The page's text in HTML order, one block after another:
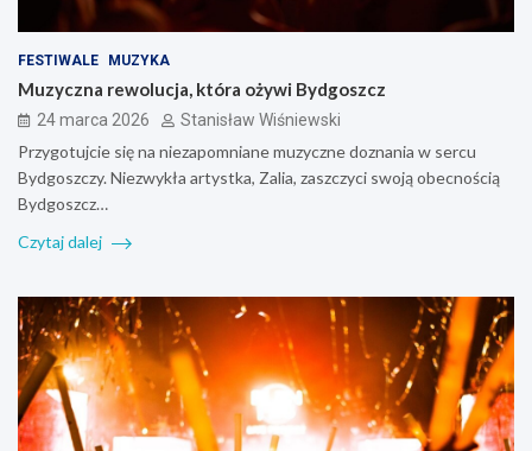
FESTIWALE MUZYKA
Muzyczna rewolucja, która ożywi Bydgoszcz
24 marca 2026 Stanisław Wiśniewski
Przygotujcie się na niezapomniane muzyczne doznania w sercu
Bydgoszczy. Niezwykła artystka, Zalia, zaszczyci swoją obecnością
Bydgoszcz…
Czytaj dalej